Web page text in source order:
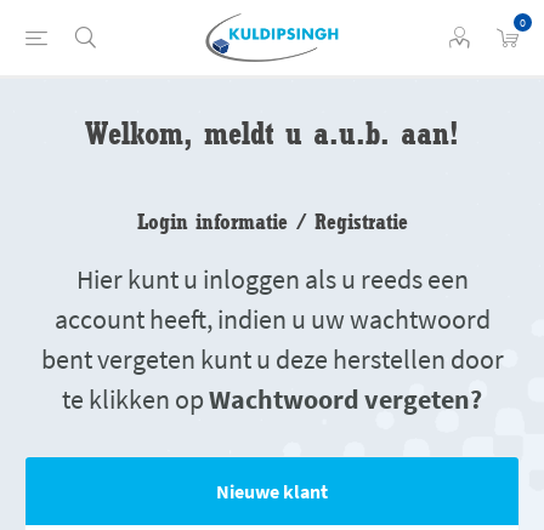
0
Welkom, meldt u a.u.b. aan!
Login informatie / Registratie
Hier kunt u inloggen als u reeds een
account heeft, indien u uw wachtwoord
bent vergeten kunt u deze herstellen door
te klikken opWachtwoord vergeten?
Nieuwe klant